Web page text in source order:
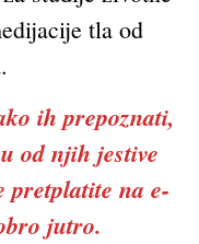
tla od
ih prepoznati,
od njih jestive
pretplatite na e-
jutro.